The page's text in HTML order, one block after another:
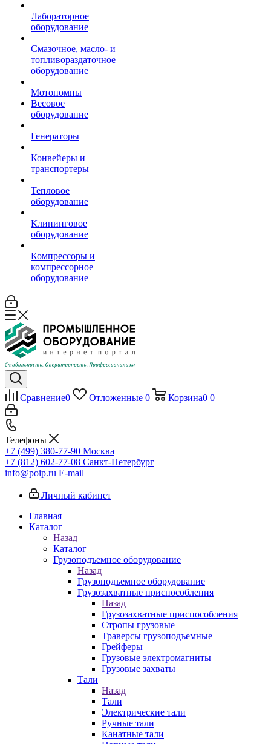
Лабораторное
оборудование
Смазочное, масло- и
топливораздаточное
оборудование
Мотопомпы
Весовое
оборудование
Генераторы
Конвейеры и
транспортеры
Тепловое
оборудование
Клининговое
оборудование
Компрессоры и
компрессорное
оборудование
Сравнение0 Отложенные 0 Корзина0 0
Телефоны
+7 (499) 380-77-90 Москва
+7 (812) 602-77-08 Санкт-Петербург
info@poip.ru E-mail
Личный кабинет
Главная
Каталог
Назад
Каталог
Грузоподъемное оборудование
Назад
Грузоподъемное оборудование
Грузозахватные приспособления
Назад
Грузозахватные приспособления
Стропы грузовые
Траверсы грузоподъемные
Грейферы
Грузовые электромагниты
Грузовые захваты
Тали
Назад
Тали
Электрические тали
Ручные тали
Канатные тали